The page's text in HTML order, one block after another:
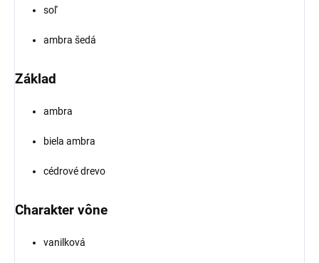
soľ
ambra šedá
Základ
ambra
biela ambra
cédrové drevo
Charakter vône
vanilková